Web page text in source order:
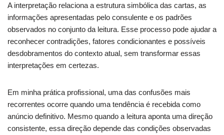
A interpretação relaciona a estrutura simbólica das cartas, as
informações apresentadas pelo consulente e os padrões
observados no conjunto da leitura. Esse processo pode ajudar a
reconhecer contradições, fatores condicionantes e possíveis
desdobramentos do contexto atual, sem transformar essas
interpretações em certezas.
Em minha prática profissional, uma das confusões mais
recorrentes ocorre quando uma tendência é recebida como
anúncio definitivo. Mesmo quando a leitura aponta uma direção
consistente, essa direção depende das condições observadas